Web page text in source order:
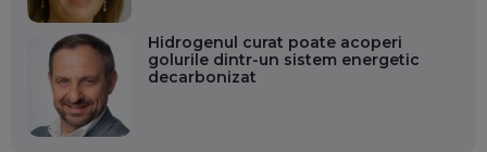
Hidrogenul curat poate acoperi
golurile dintr-un sistem energetic
decarbonizat